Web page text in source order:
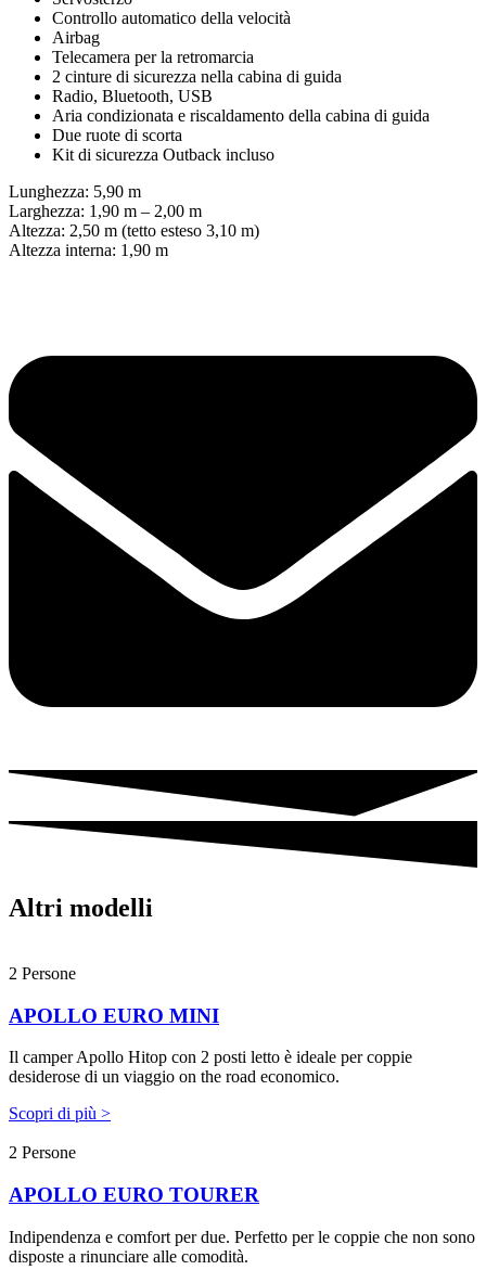
Controllo automatico della velocità
Airbag
Telecamera per la retromarcia
2 cinture di sicurezza nella cabina di guida
Radio, Bluetooth, USB
Aria condizionata e riscaldamento della cabina di guida
Due ruote di scorta
Kit di sicurezza Outback incluso
Lunghezza: 5,90 m
Larghezza: 1,90 m – 2,00 m
Altezza: 2,50 m (tetto esteso 3,10 m)
Altezza interna: 1,90 m
Altri modelli
2 Persone
APOLLO EURO MINI
Il camper Apollo Hitop con 2 posti letto è ideale per coppie
desiderose di un viaggio on the road economico.
Scopri di più >
2 Persone
APOLLO EURO TOURER
Indipendenza e comfort per due. Perfetto per le coppie che non sono
disposte a rinunciare alle comodità.